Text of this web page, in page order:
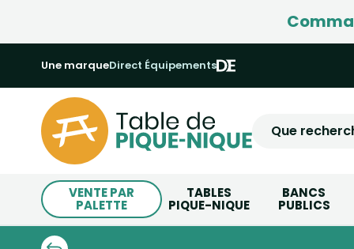
Une marqueDirect Équipements
VENTE PAR
PALETTE
TABLES
PIQUE-NIQUE
BANCS
PUBLICS